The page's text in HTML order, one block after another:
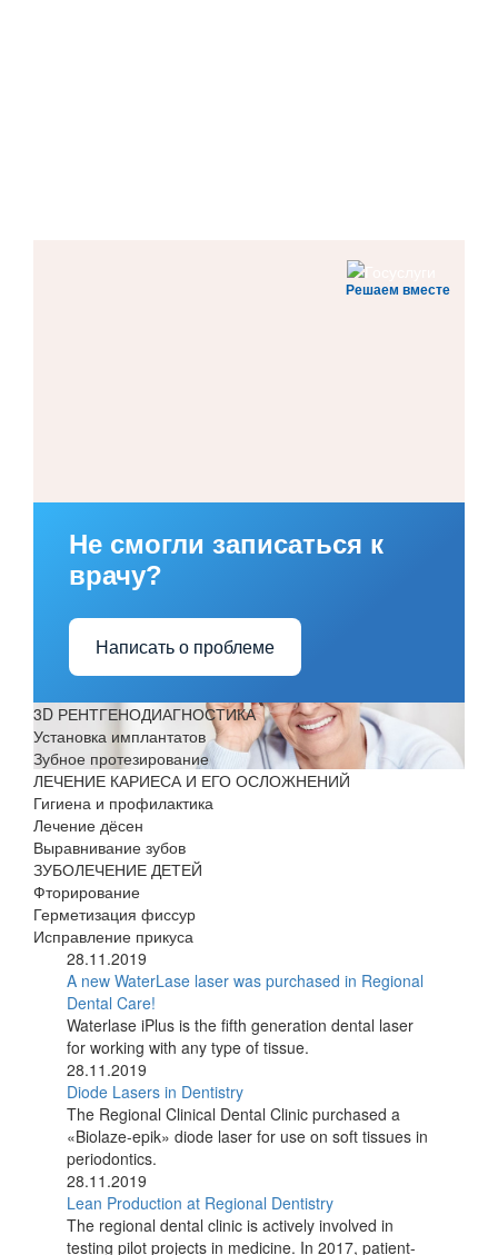
Решаем вместе
Не смогли записаться к
врачу?
Написать о проблеме
3D РЕНТГЕНОДИАГНОСТИКА
Установка имплантатов
Зубное протезирование
ЛЕЧЕНИЕ КАРИЕСА И ЕГО ОСЛОЖНЕНИЙ
Гигиена и профилактика
Лечение дёсен
Выравнивание зубов
ЗУБОЛЕЧЕНИЕ ДЕТЕЙ
Фторирование
Герметизация фиссур
Исправление прикуса
28.11.2019
A new WaterLase laser was purchased in Regional
Dental Care!
Waterlase iPlus is the fifth generation dental laser
for working with any type of tissue.
28.11.2019
Diode Lasers in Dentistry
The Regional Clinical Dental Clinic purchased a
«Biolaze-epik» diode laser for use on soft tissues in
periodontics.
28.11.2019
Lean Production at Regional Dentistry
The regional dental clinic is actively involved in
testing pilot projects in medicine. In 2017, patient-